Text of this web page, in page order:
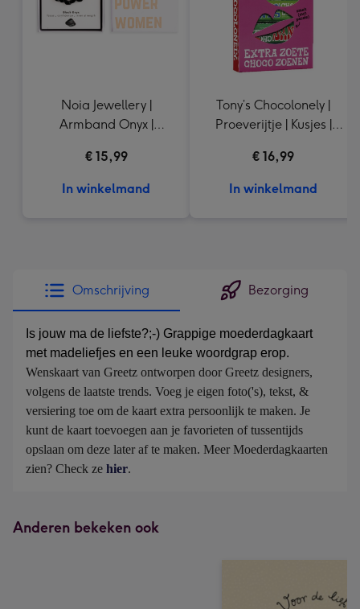
Noia Jewellery |
Armband Onyx |
€ 15,99
In winkelmand
Tony’s Chocolonely |
Proeverijtje | Kusjes |
€ 16,99
In winkelmand
Omschrijving Bezorging
Is jouw ma de liefste?;-) Grappige moederdagkaart
met madeliefjes en een leuke woordgrap erop.
Wenskaart van Greetz ontworpen door Greetz designers,
volgens de laatste trends. Voeg je eigen foto('s), tekst, &
versiering toe om de kaart extra persoonlijk te maken. Je
kunt de kaart toevoegen aan je favorieten of tussentijds
opslaan om deze later af te maken. Meer Moederdagkaarten
zien? Check ze hier.
Anderen bekeken ook